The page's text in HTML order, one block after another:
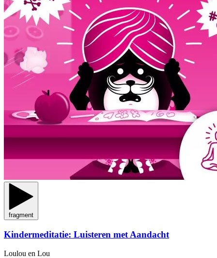
fragment
Kindermeditatie: Luisteren met Aandacht
Loulou en Lou